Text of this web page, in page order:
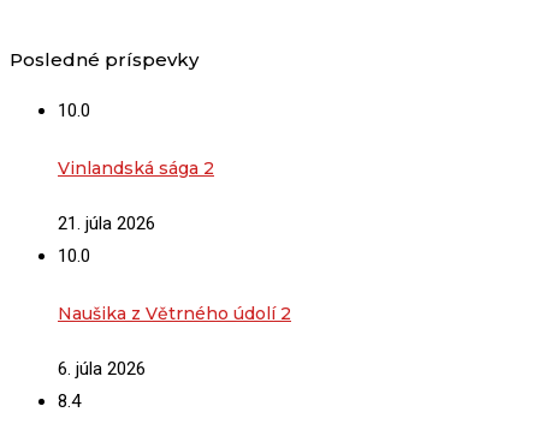
Posledné príspevky
10.0
Vinlandská sága 2
21. júla 2026
10.0
Naušika z Větrného údolí 2
6. júla 2026
8.4